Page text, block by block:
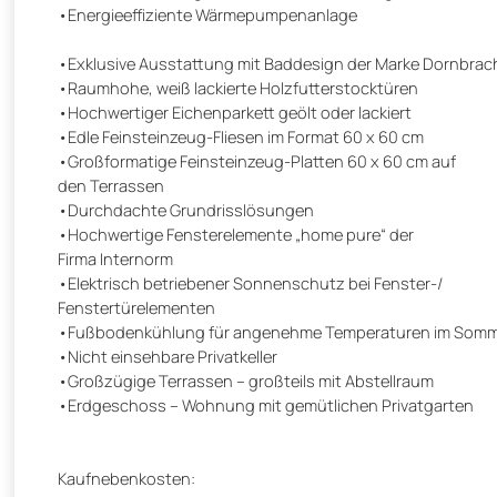
•Energieeffiziente Wärmepumpenanlage
•Exklusive Ausstattung mit Baddesign der Marke
•Raumhohe, weiß lackierte Holzfutterstocktüren
•Hochwertiger Eichenparkett geölt oder lackiert
•Edle Feinsteinzeug-Fliesen im Format 60 x 60 cm
•Großformatige Feinsteinzeug-Platten 60 x 60 cm auf
den Terrassen
•Durchdachte Grundrisslösungen
•Hochwertige Fensterelemente „home pure“ der
Firma Internorm
•Elektrisch betriebener Sonnenschutz bei Fenster-/
Fenstertürelementen
•Fußbodenkühlung für angenehme Temperaturen im
•Nicht einsehbare Privatkeller
•Großzügige Terrassen – großteils mit Abstellraum
•Erdgeschoss – Wohnung mit gemütlichen Privatgarten
Kaufnebenkosten: